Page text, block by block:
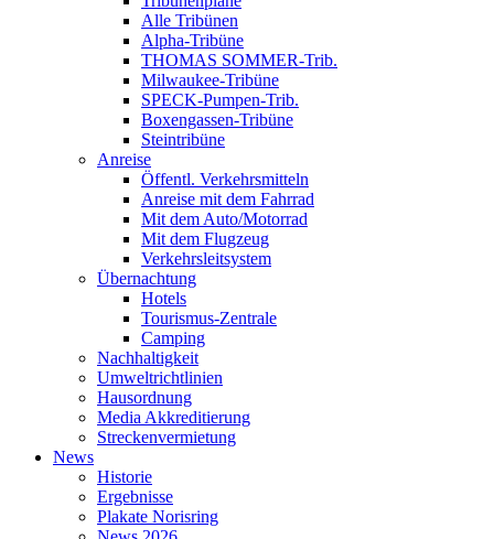
Alle Tribünen
Alpha-Tribüne
THOMAS SOMMER-Trib.
Milwaukee-Tribüne
SPECK-Pumpen-Trib.
Boxengassen-Tribüne
Steintribüne
Anreise
Öffentl. Verkehrsmitteln
Anreise mit dem Fahrrad
Mit dem Auto/Motorrad
Mit dem Flugzeug
Verkehrsleitsystem
Übernachtung
Hotels
Tourismus-Zentrale
Camping
Nachhaltigkeit
Umweltrichtlinien
Hausordnung
Media Akkreditierung
Streckenvermietung
News
Historie
Ergebnisse
Plakate Norisring